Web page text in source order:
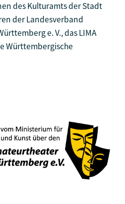
des Kulturamts der Stadt
der Landesverband
e. V., das LIMA
Württembergische